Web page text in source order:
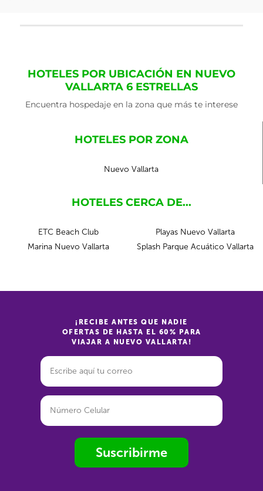
HOTELES POR UBICACIÓN EN NUEVO
VALLARTA 6 ESTRELLAS
Encuentra hospedaje en la zona que más te interese
HOTELES POR ZONA
Nuevo Vallarta
HOTELES CERCA DE...
ETC Beach Club
Marina Nuevo Vallarta
Playas Nuevo Vallarta
Splash Parque Acuático Vallarta
¡RECIBE ANTES QUE NADIE
OFERTAS DE HASTA EL 60% PARA
VIAJAR A NUEVO VALLARTA!
Suscribirme